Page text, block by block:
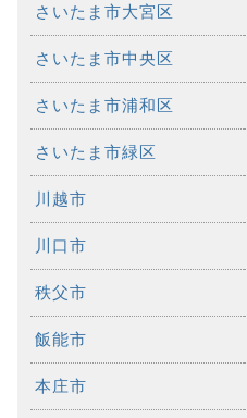
さいたま市大宮区
さいたま市中央区
さいたま市浦和区
さいたま市緑区
川越市
川口市
秩父市
飯能市
本庄市